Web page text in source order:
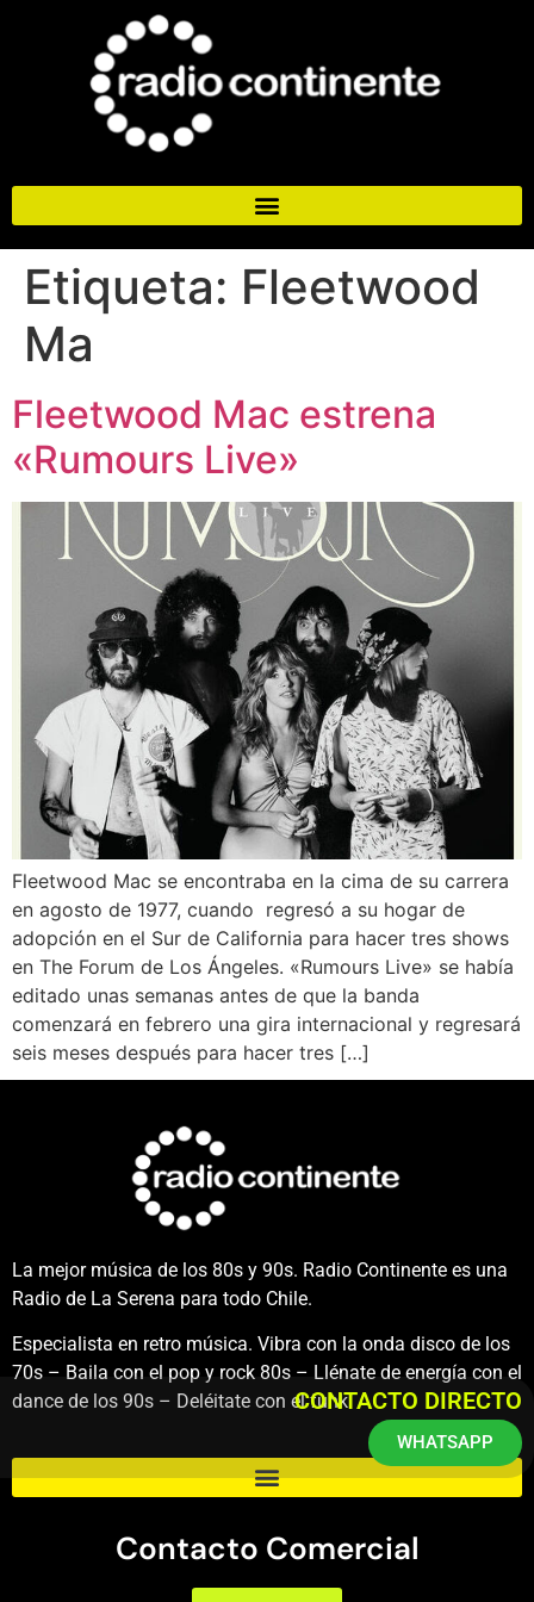
Etiqueta: Fleetwood
Ma
Fleetwood Mac estrena
«Rumours Live»
Fleetwood Mac se encontraba en la cima de su carrera
en agosto de 1977, cuando regresó a su hogar de
adopción en el Sur de California para hacer tres shows
en The Forum de Los Ángeles. «Rumours Live» se había
editado unas semanas antes de que la banda
comenzará en febrero una gira internacional y regresará
seis meses después para hacer tres […]
La mejor música de los 80s y 90s. Radio Continente es una
Radio de La Serena para todo Chile.
Especialista en retro música. Vibra con la onda disco de los
70s – Baila con el pop y rock 80s – Llénate de energía con el
dance de los 90s – Deléitate con el funk.
Contacto Comercial
CONTACTO DIRECTO
WHATSAPP